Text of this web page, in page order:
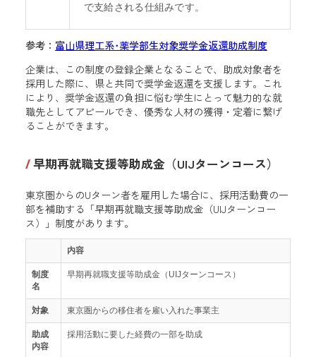
で支給される仕組みです。
参考： 富山県理工系･薬学部生対象奨学金返還助成制度
企業は、この制度の登録企業となることで、助成対象者を
採用した際に、県と共同で奨学金返還を支援します。これ
により、奨学金返還の負担に悩む学生にとって魅力的な就
職先としてアピールでき、優秀な人材の獲得・定着に繋げ
ることができます。
早期再就職支援等助成金（UIJターンコース）
東京圏からのUターン者を雇用した場合に、採用活動費の一
部を補助する「早期再就職支援等助成金（UIJターンコー
ス）」制度があります。
内容
制度
名
早期再就職支援等助成金（UIJターンコース）
対象 東京圏からの移住者を雇い入れた事業主
助成
内容
採用活動に要した経費の一部を助成